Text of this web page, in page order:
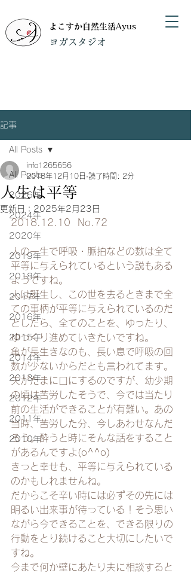
よこすか自然生活Ayus
​ヨガスタジオ
記事
All Posts
2026年
2024年
2020年
2019年
2018年
2017年
2016年
2015年
2014年
2013年
2012年
2011年
2010年
All Posts
人生は平等
info1265656
2018年12月10日 読了時間: 2分
更新日： 2025年2月23日
2018.12.10  No.72
人の一生で呼吸・脈拍などの数は全て
平等に与えられているという説もある
ようですね。
人は誕生し、この世を去るときまで全
ての事柄が平等に与えられているのだ
としたら、全てのことを、ゆったり、
ゆっくり進めていきたいですね。
亀が長生きなのも、長い息で呼吸の回
数が少ないからだとも言われてます。
夫がたまに口にするのですが、幼少期
の頃は苦労したそうで、今では当たり
前の生活ができることが有難い。あの
当時、苦労した分、今しあわせなんだ
ろう。酔うと時にそんな話をすること
があるんですよ(o^^o)
きっと幸せも、平等に与えられている
のかもしれませんね。
だからこそ辛い時には必ずその先には
明るい出来事が待っている！そう思い
ながら今できることを、できる限りの
行動をとり続けること大切にしたいで
すね。
今まで何か壁にあたり夫に相談すると